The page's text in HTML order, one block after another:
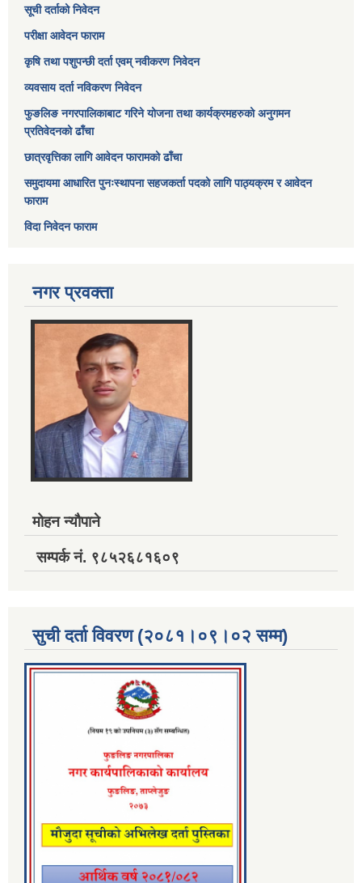
सूची दर्ताको निवेदन
परीक्षा आवेदन फाराम
कृषि तथा पशुपन्छी दर्ता एवम् नवीकरण निवेदन
व्यवसाय दर्ता नविकरण निवेदन
फुङलिङ नगरपालिकाबाट गरिने योजना तथा कार्यक्रमहरुको अनुगमन
प्रतिवेदनको ढाँचा
छात्रवृत्तिका लागि आवेदन फारामको ढाँचा
समुदायमा आधारित पुनःस्थापना सहजकर्ता पदको लागि पाठ्यक्रम र आवेदन
फाराम
विदा निवेदन फाराम
नगर प्रवक्ता
मोहन न्यौपाने
सम्पर्क नं. ९८५२६८१६०९
सुची दर्ता विवरण (२०८१।०९।०२ सम्म)